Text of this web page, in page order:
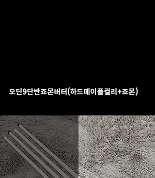
오딘9단반죠몬버터(하드메이플컬리+죠몬)